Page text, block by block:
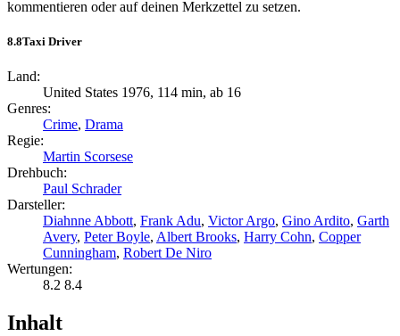
kommentieren oder auf deinen Merkzettel zu setzen.
8.8Taxi Driver
Land:
United States 1976, 114 min, ab 16
Genres:
Crime, Drama
Regie:
Martin Scorsese
Drehbuch:
Paul Schrader
Darsteller:
Diahnne Abbott, Frank Adu, Victor Argo, Gino Ardito, Garth
Avery, Peter Boyle, Albert Brooks, Harry Cohn, Copper
Cunningham, Robert De Niro
Wertungen:
8.2 8.4
Inhalt